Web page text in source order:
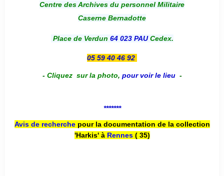
Centre des Archives du personnel Militaire
Caserne Bernadotte
Place de Verdun 64 023 PAUCedex.
05 59 40 46 92
- Cliquez sur la photo, pour voir le lieu -
*******
Avis de recherche pour la documentation de la collection
'Harkis' à Rennes( 35)